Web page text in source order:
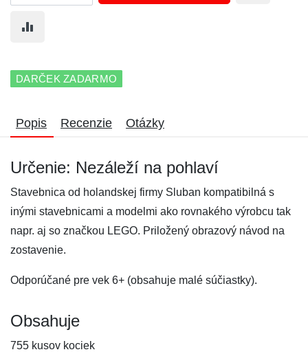
DARČEK ZADARMO
Popis Recenzie Otázky
Určenie: Nezáleží na pohlaví
Stavebnica od holandskej firmy Sluban kompatibilná s
inými stavebnicami a modelmi ako rovnakého výrobcu tak
napr. aj so značkou LEGO. Priložený obrazový návod na
zostavenie.
Odporúčané pre vek 6+ (obsahuje malé súčiastky).
Obsahuje
755 kusov kociek